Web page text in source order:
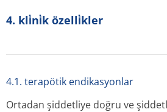
4. kli̇ni̇k özelli̇kler
4.1. terapötik endikasyonlar
Ortadan şiddetliye doğru ve